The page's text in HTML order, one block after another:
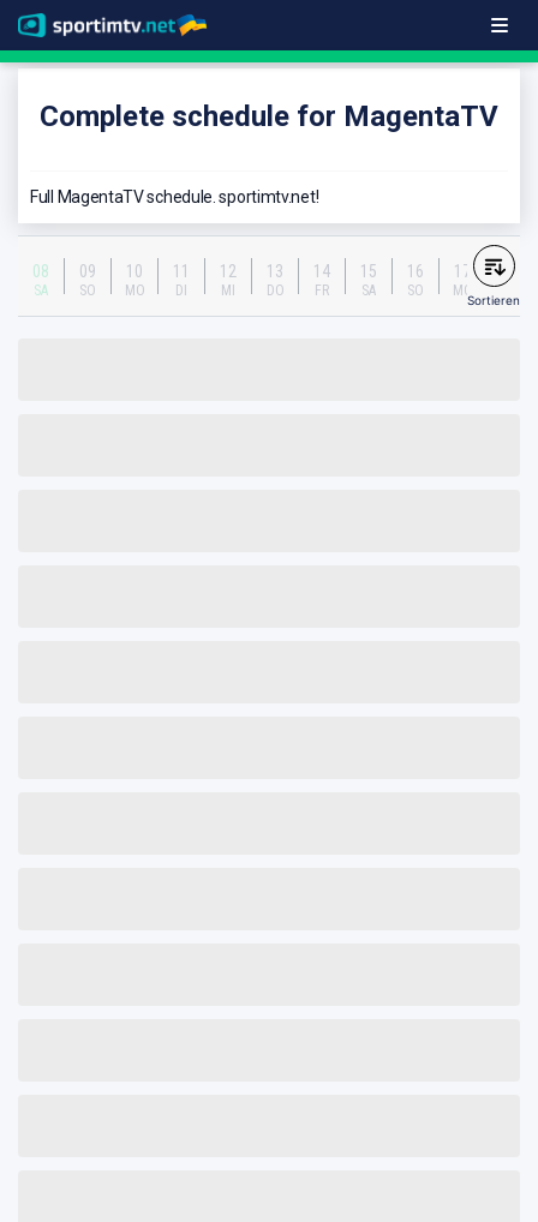
Complete schedule for MagentaTV
Full MagentaTV schedule. sportimtv.net!
08
SA
09
SO
10
MO
11
DI
12
MI
13
DO
14
FR
15
SA
16
SO
17
MO
Sortieren